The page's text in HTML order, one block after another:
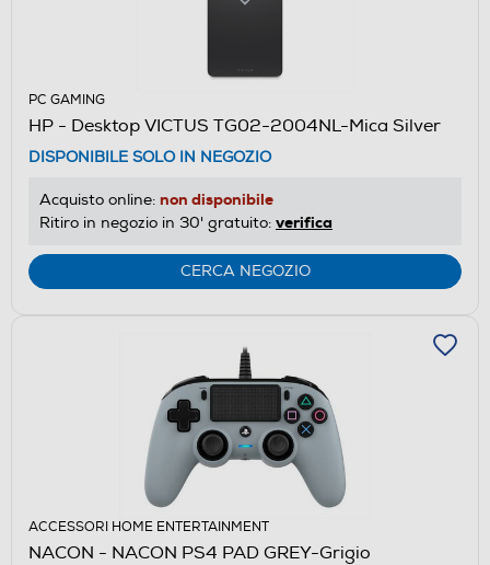
PC GAMING
HP - Desktop VICTUS TG02-2004NL-Mica Silver
DISPONIBILE SOLO IN NEGOZIO
Acquisto online: non disponibile
Ritiro in negozio in 30' gratuito: verifica
CERCA NEGOZIO
ACCESSORI HOME ENTERTAINMENT
NACON - NACON PS4 PAD GREY-Grigio